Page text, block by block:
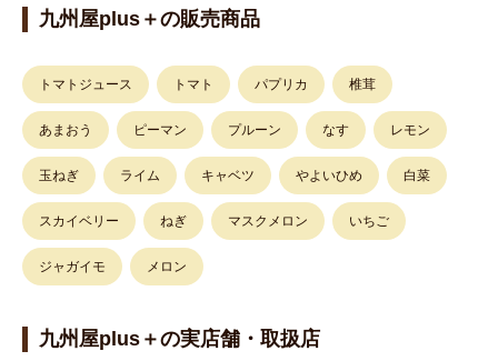
tt
er
e
c
e
b
o
o
k
九州屋plus＋の販売商品
トマトジュース トマト パプリカ 椎茸
あまおう ピーマン プルーン なす レモン
玉ねぎ ライム キャベツ やよいひめ 白菜
スカイベリー ねぎ マスクメロン いちご
ジャガイモ メロン
九州屋plus＋の実店舗・取扱店